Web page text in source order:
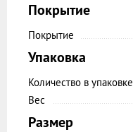
Покрытие
Покрытие
Упаковка
Количество в упаковке
Вес
Размер